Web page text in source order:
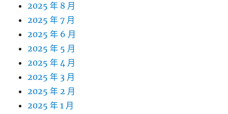
2025 年 8 月
2025 年 7 月
2025 年 6 月
2025 年 5 月
2025 年 4 月
2025 年 3 月
2025 年 2 月
2025 年 1 月